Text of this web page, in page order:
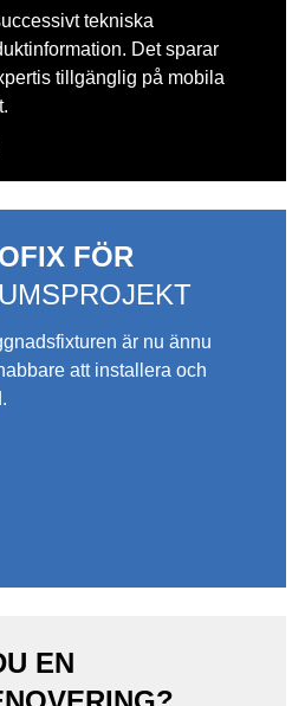
tekniska
Det sparar
tillgänglig på mobila
FÖR
är nu ännu
att installera och
EN